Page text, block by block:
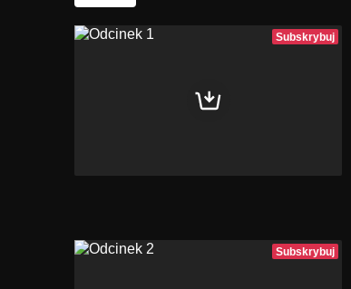
Subskrybuj
Subskrybuj